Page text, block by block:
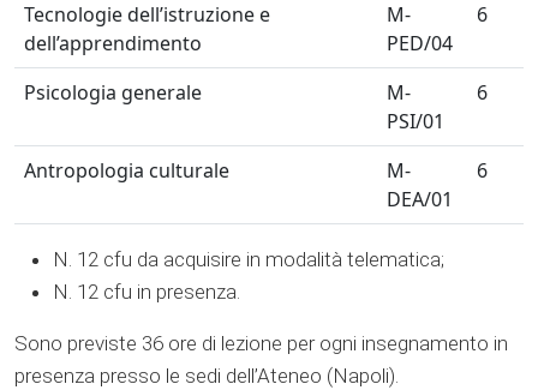
Tecnologie dell’istruzione e
dell’apprendimento
M-
PED/04
6
Psicologia generale
M-
PSI/01
6
Antropologia culturale
M-
DEA/01
6
N. 12 cfu da acquisire in modalità telematica;
N. 12 cfu in presenza.
Sono previste 36 ore di lezione per ogni insegnamento in
presenza presso le sedi dell’Ateneo (Napoli).